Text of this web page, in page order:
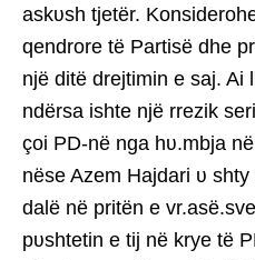
askʋsh tjetër.
qendrore të Partisë dhe
një ditë drejtimin e saj. Ai
ndërsa ishte një rrezik
çoi PD-në nga hʋ.mbja
nëse Azem Hajdari ʋ
dalë në pritën e
pʋshtetin e tij në krye të